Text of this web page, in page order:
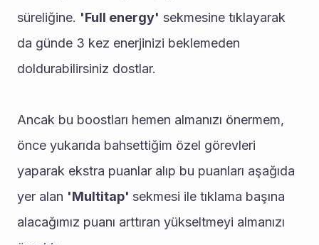
süreliğine. 'Full energy' sekmesine tıklayarak
da günde 3 kez enerjinizi beklemeden
doldurabilirsiniz dostlar.
Ancak bu boostları hemen almanızı önermem,
önce yukarıda bahsettiğim özel görevleri
yaparak ekstra puanlar alıp bu puanları aşağıda
yer alan 'Multitap' sekmesi ile tıklama başına
alacağımız puanı arttıran yükseltmeyi almanızı